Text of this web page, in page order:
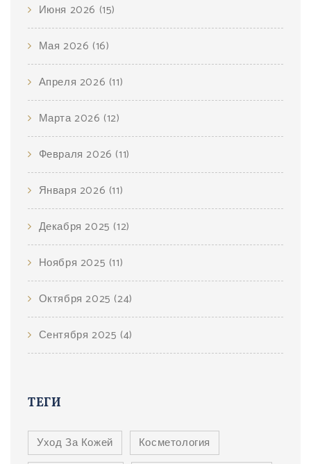
Июня 2026 (15)
Мая 2026 (16)
Апреля 2026 (11)
Марта 2026 (12)
Февраля 2026 (11)
Января 2026 (11)
Декабря 2025 (12)
Ноября 2025 (11)
Октября 2025 (24)
Сентября 2025 (4)
ТЕГИ
Уход За Кожей
Косметология